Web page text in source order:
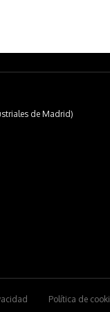
de Madrid)
Política de